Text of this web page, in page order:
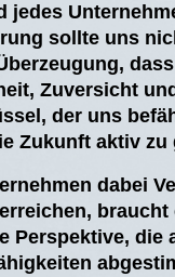
jedes
sollte uns
Zuversicht
der uns
Zukunft aktiv zu
dabei
Perspektive, die